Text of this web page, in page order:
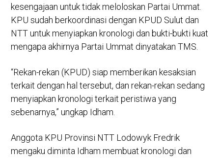
kesengajaan untuk tidak meloloskan Partai Ummat.
KPU sudah berkoordinasi dengan KPUD Sulut dan
NTT untuk menyiapkan kronologi dan bukti-bukti kuat
mengapa akhirnya Partai Ummat dinyatakan TMS.
“Rekan-rekan (KPUD) siap memberikan kesaksian
terkait dengan hal tersebut, dan rekan-rekan sedang
menyiapkan kronologi terkait peristiwa yang
sebenarnya,” ungkap Idham.
Anggota KPU Provinsi NTT Lodowyk Fredrik
mengaku diminta Idham membuat kronologi dan